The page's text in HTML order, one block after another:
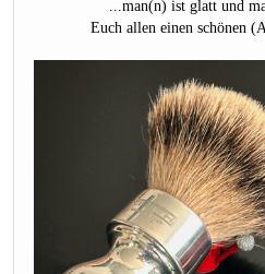
...man(n) ist glatt und
Euch allen einen schönen